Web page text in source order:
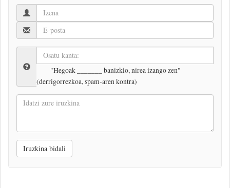
"Hegoak _______ banizkio, nirea izango zen"
(derrigorrezkoa, spam-aren kontra)
Idatzi
Iruzkina bidali